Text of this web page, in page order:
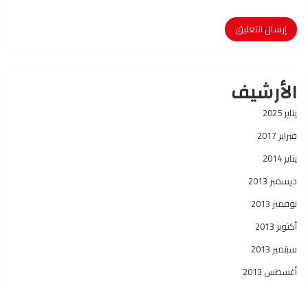
الأرشيف
يناير 2025
فبراير 2017
يناير 2014
ديسمبر 2013
نوفمبر 2013
أكتوبر 2013
سبتمبر 2013
أغسطس 2013